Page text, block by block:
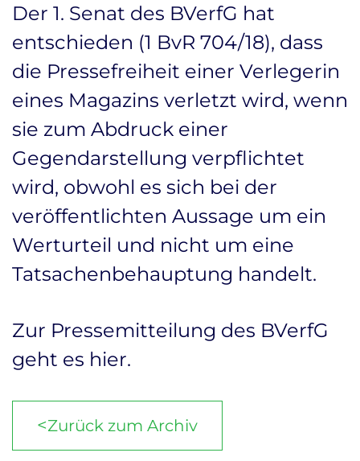
Der 1. Senat des BVerfG hat
entschieden (1 BvR 704/18), dass
die Pressefreiheit einer Verlegerin
eines Magazins verletzt wird, wenn
sie zum Abdruck einer
Gegendarstellung verpflichtet
wird, obwohl es sich bei der
veröffentlichten Aussage um ein
Werturteil und nicht um eine
Tatsachenbehauptung handelt.
Zur Pressemitteilung des BVerfG
geht es hier.
<Zurück zum Archiv